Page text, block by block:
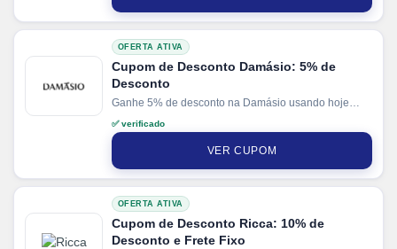
OFERTA ATIVA
Cupom de Desconto Damásio: 5% de
Desconto
Ganhe 5% de desconto na Damásio usando hoje
nosso cupom de desconto.
✅ verificado
VER CUPOM
OFERTA ATIVA
Cupom de Desconto Ricca: 10% de
Desconto e Frete Fixo